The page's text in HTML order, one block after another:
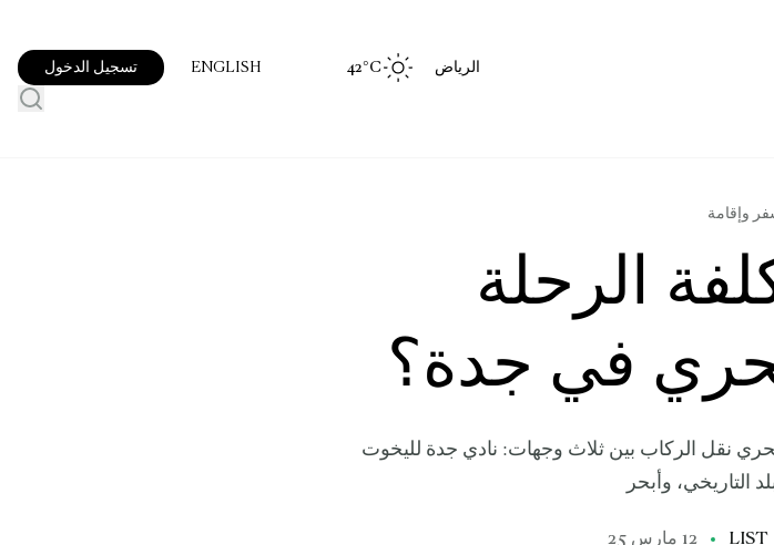
الرياض 42 °C
ENGLISH تسجيل الدخول
وإقامة
الرحلة
في جدة؟
نقل الركاب بين ثلاث وجهات: نادي جدة لليخوت
التاريخي، وأبحر
12 مارس 25